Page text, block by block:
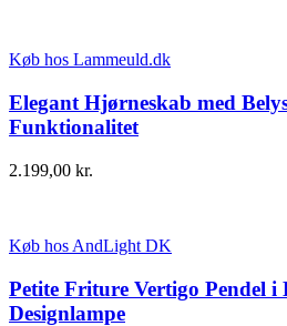
Køb hos Lammeuld.dk
Elegant Hjørneskab med
Funktionalitet
2.199,00 kr.
Køb hos AndLight DK
Petite Friture Vertigo Pendel i
Designlampe